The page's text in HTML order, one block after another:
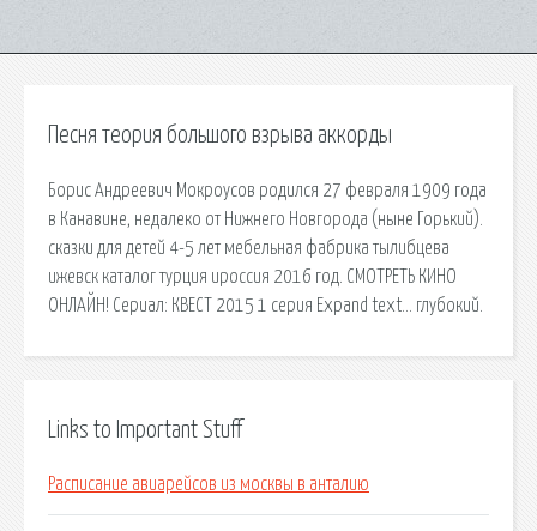
Песня теория большого взрыва аккорды
Борис Андреевич Мокроусов родился 27 февраля 1909 года
в Канавине, недалеко от Нижнего Новгорода (ныне Горький).
сказки для детей 4-5 лет мебельная фабрика тылибцева
ижевск каталог турция ироссия 2016 год. СМОТРЕТЬ КИНО
ОНЛАЙН! Сериал: КВЕСТ 2015 1 серия Expand text… глубокий.
Links to Important Stuff
Расписание авиарейсов из москвы в анталию